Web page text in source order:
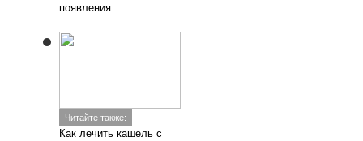
появления
Читайте также:
Как лечить кашель с